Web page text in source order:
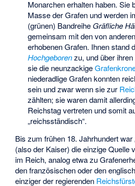
Monarchen erhalten haben. Sie
Masse der Grafen und werden
(grünen) Bandreihe Gräfliche
gemeinsam mit den von
erhobenen Grafen. Ihnen stand
Hochgeborenzu, und über ihren
sie die neunzackige
niederadlige Grafen konnten
sein und zwar wenn sie zur
zählten; sie waren damit
Reichstag vertreten und somit
„reichsständisch“.
Bis zum frühen 18. Jahrhundert war
(also der Kaiser) die einzige Quelle
im Reich, analog etwa zu
den französischen oder den
einziger der regierenden